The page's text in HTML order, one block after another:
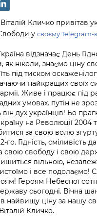
та розпорядження
розпоряджень, що
на погодженні
Київради
інформація
та прийому
громадян
діяльність
і наука Києва
навчальні заклади
та парковки
середовище міста
та земельні
спорт, дозвілля
ліцензування
та бюджет
та правопорядок
послуги
/ For foreigners
культурної спадщини
експертиза
бюджет
з громадськістю
рада
бюджет
центр
учасникам АТО
внутрішньо
міській
«Партнерство
з обмеженим
нормативно-правових
база
відповіді про публічну
оскарження рішень,
розпорядників
опрацювання запитів
інформацію
для споживачів
на новини та
медіа /
process
запит /
a media request
лікарнях в умовах
for media coverage
at work under martial
для медіа / Contacts
Послуг
Кличко привітав
Свободи у своєму Telegram-
відзначає День
як ніколи, знаємо ціну
під тиском
найкращих своїх
Живе і працює під
умовах. путін не
дух українців! Бо
на Революції 2004
за свою волю
го. Гідність, сміливість
свою свободу і свою
вільною,
і все подолаємо!
Героям Небесної
сьогодні. Вічна
найвищу ціну за нашу
Кличко.